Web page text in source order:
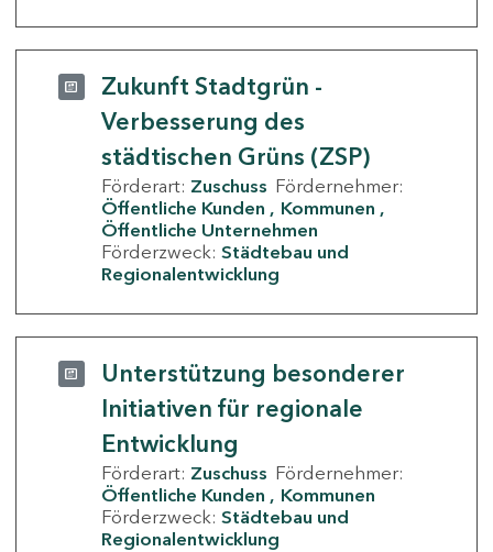
Zukunft Stadtgrün -
Verbesserung des
städtischen Grüns (ZSP)
Förderart: Zuschuss Fördernehmer:
Öffentliche Kunden
Kommunen
Öffentliche Unternehmen
Förderzweck: Städtebau und
Regionalentwicklung
Unterstützung besonderer
Initiativen für regionale
Entwicklung
Förderart: Zuschuss Fördernehmer:
Öffentliche Kunden
Kommunen
Förderzweck: Städtebau und
Regionalentwicklung